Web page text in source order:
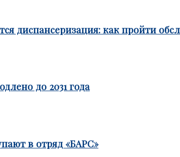
диспансеризация: как пройти
до 2031 года
в отряд «БАРС»